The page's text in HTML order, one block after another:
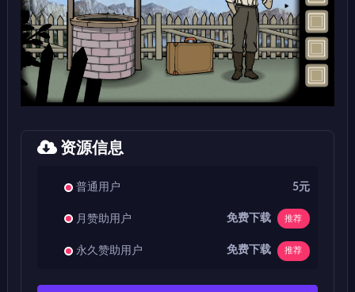
资源信息
普通用户 5元
月赞助用户 免费下载 推荐
永久赞助用户 免费下载 推荐